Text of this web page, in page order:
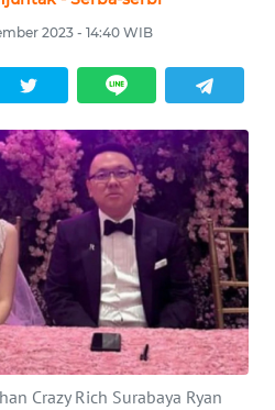
2023 - 14:40 WIB
Crazy Rich Surabaya Ryan